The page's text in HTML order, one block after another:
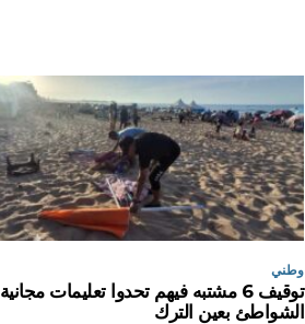
وطني
توقيف 6 مشتبه فيهم تحدوا تعليمات مجانية
الشواطئ بعين الترك